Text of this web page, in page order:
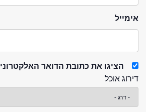
אימייל
הציגו את כתובת הדואר
דירוג אוכל